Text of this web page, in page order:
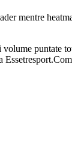
mentre
puntate